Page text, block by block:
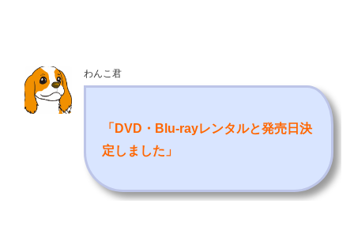
わんこ君
「DVD・Blu-rayレンタルと発売日決
定しました 」